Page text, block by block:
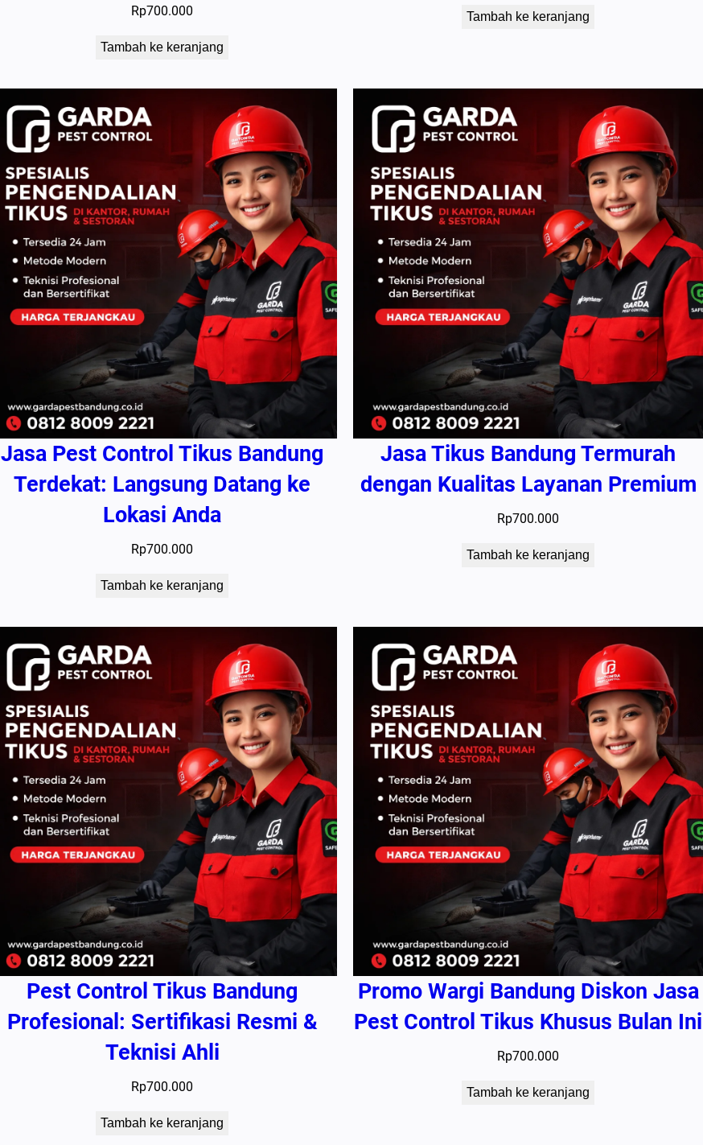
Rp700.000
Tambah ke keranjang
Tambah ke keranjang
Jasa Pest Control Tikus Bandung
Terdekat: Langsung Datang ke
Lokasi Anda
Rp700.000
Tambah ke keranjang
Jasa Tikus Bandung Termurah
dengan Kualitas Layanan Premium
Rp700.000
Tambah ke keranjang
Pest Control Tikus Bandung
Profesional: Sertifikasi Resmi &
Teknisi Ahli
Rp700.000
Tambah ke keranjang
Promo Wargi Bandung Diskon Jasa
Pest Control Tikus Khusus Bulan Ini
Rp700.000
Tambah ke keranjang